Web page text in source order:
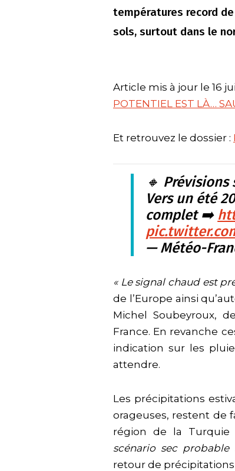
températures record
sols, surtout dans le
Article mis à jour le 16
POTENTIEL EST LÀ…
Et retrouvez le dossier :
🔸 Prévisions
Vers un été
complet ➡️
— Météo-
« Le signal chaud est
de l’Europe ainsi
Michel Soubeyroux,
France. En revanche
indication sur les
attendre.
Les précipitations
orageuses, restent de
région de la Turquie
scénario sec probable
retour de